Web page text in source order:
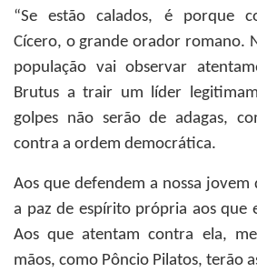
“Se estão calados, é porque
Cícero, o grande orador romano.
população vai observar
Brutus a trair um líder
golpes não serão de adagas,
contra a ordem democrática.
Aos que defendem a nossa jovem
a paz de espírito própria aos que
Aos que atentam contra ela,
mãos, como Pôncio Pilatos, terão